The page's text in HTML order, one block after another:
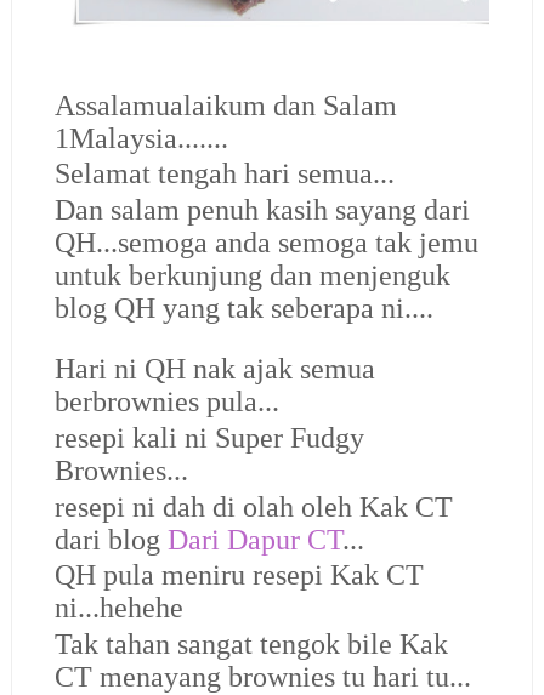
Assalamualaikum dan Salam
1Malaysia.......
Selamat tengah hari semua...
Dan salam penuh kasih sayang dari
QH...semoga anda semoga tak jemu
untuk berkunjung dan menjenguk
blog QH yang tak seberapa ni....
Hari ni QH nak ajak semua
berbrownies pula...
resepi kali ni Super Fudgy
Brownies...
resepi ni dah di olah oleh Kak CT
dari blog Dari Dapur CT...
QH pula meniru resepi Kak CT
ni...hehehe
Tak tahan sangat tengok bile Kak
CT menayang brownies tu hari tu...